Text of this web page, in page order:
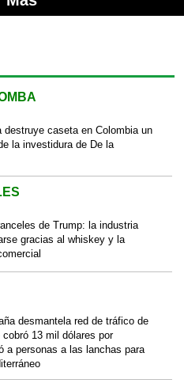
destruye caseta en Colombia un
la investidura de De la
de Trump: la industria
gracias al whiskey y la
desmantela red de tráfico de
13 mil dólares por
a personas a las lanchas para